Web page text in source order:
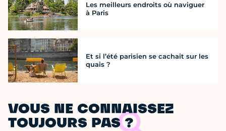
Les meilleurs endroits où naviguer
à Paris
Et si l’été parisien se cachait sur les
quais ?
VOUS NE CONNAISSEZ
TOUJOURS PAS ?